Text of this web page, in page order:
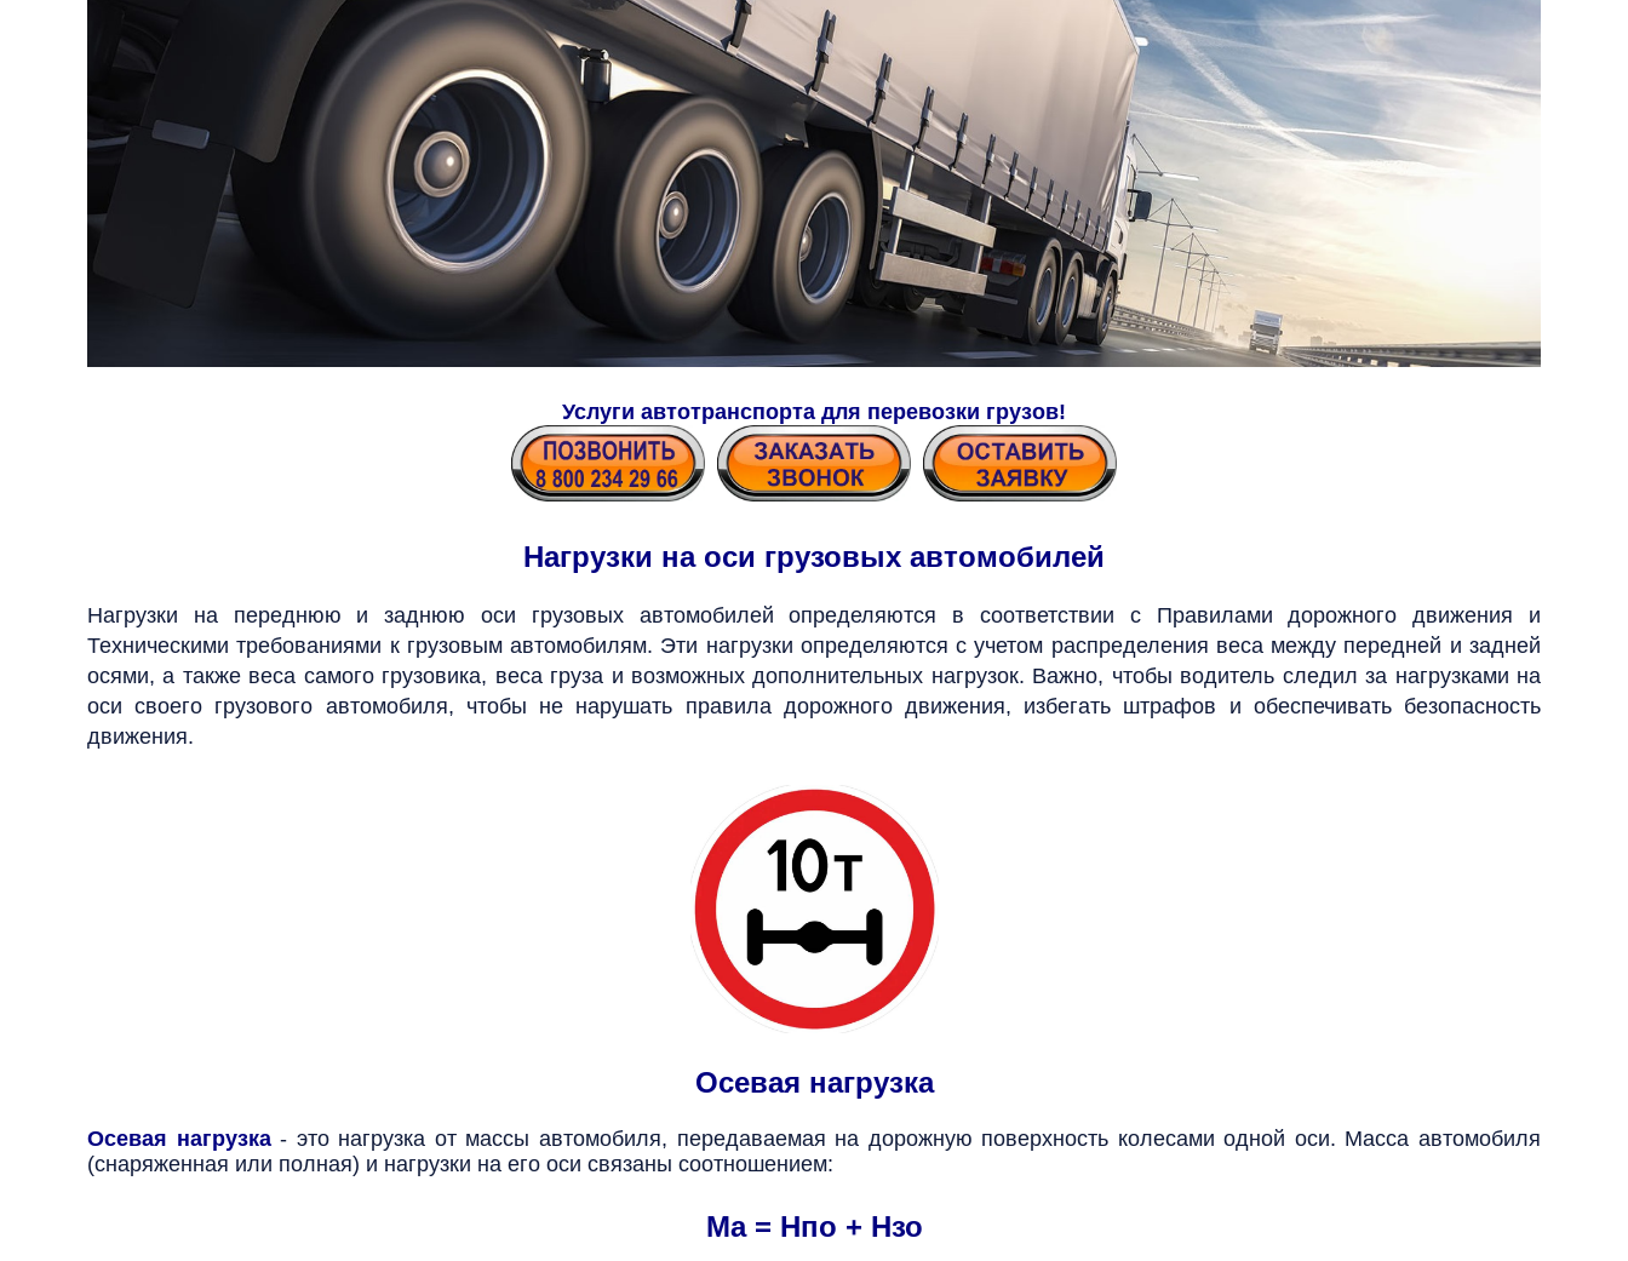
Услуги автотранспорта для перевозки грузов!
Нагрузки на оси грузовых автомобилей
Нагрузки на переднюю и заднюю оси грузовых автомобилей определяются в соответствии с Правилами дорожного движения и
Техническими требованиями к грузовым автомобилям. Эти нагрузки определяются с учетом распределения веса между передней и задней
осями, а также веса самого грузовика, веса груза и возможных дополнительных нагрузок. Важно, чтобы водитель следил за нагрузками на
оси своего грузового автомобиля, чтобы не нарушать правила дорожного движения, избегать штрафов и обеспечивать безопасность
движения.
Осевая нагрузка
Осевая нагрузка- это нагрузка от массы автомобиля, передаваемая на дорожную поверхность колесами одной оси. Масса автомобиля
(снаряженная или полная) и нагрузки на его оси связаны соотношением:
Ма = Нпо + Нзо